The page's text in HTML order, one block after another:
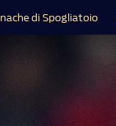
di Spogliatoio